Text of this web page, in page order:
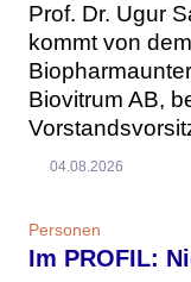
Prof. Dr. Ugur
kommt von
Biovitrum AB,
04.08.2026
Personen
Im PROFIL: